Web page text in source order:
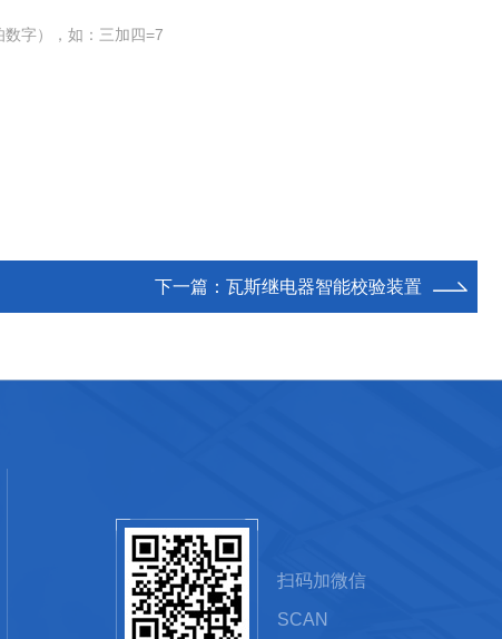
字），如：三加四=7
下一篇： 瓦斯继电器智能校验装置
扫码加微信
SCAN